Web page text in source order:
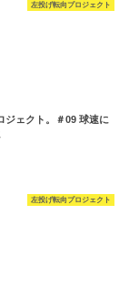
左投げ転向プロジェクト
ジェクト。＃09 球速に
左投げ転向プロジェクト